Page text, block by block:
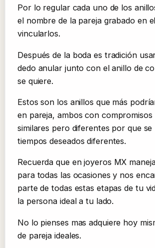
Por lo regular cada uno de los
el nombre de la pareja grabado en
vincularlos.
Después de la boda es tradición
dedo anular junto con el anillo de
se quiere.
Estos son los anillos que más
en pareja, ambos con compromisos
similares pero diferentes por que se
tiempos deseados diferentes.
Recuerda que en joyeros MX
para todas las ocasiones y nos
parte de todas estas etapas de tu
la persona ideal a tu lado.
No lo pienses mas adquiere hoy
de pareja ideales.